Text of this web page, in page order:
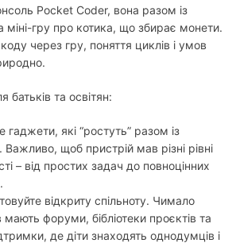
Pocket Coder, вона разом із
гру про котика, що збирає монети.
коду через гру, поняття циклів і умов
батьків та освітян:
гаджети, які “ростуть” разом із
Важливо, щоб пристрій мав різні рівні
– від простих задач до повноцінних
відкриту спільноту. Чимало
мають форуми, бібліотеки проєктів та
де діти знаходять однодумців і